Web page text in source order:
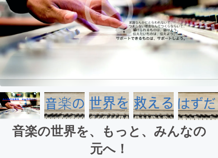
音楽の世界を、もっと、みんなの
元へ！